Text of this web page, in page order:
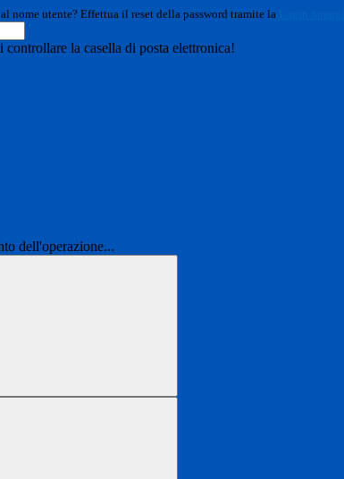
nome utente? Effettua il reset della password tramite la
la casella di posta elettronica!
dell'operazione...